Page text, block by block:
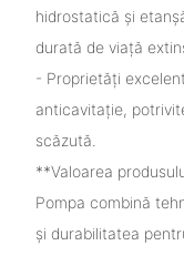
hidrostatică și
durată de viață
- Proprietăți
anticavitație,
scăzută.
**Valoarea
Pompa combină
și durabilitatea